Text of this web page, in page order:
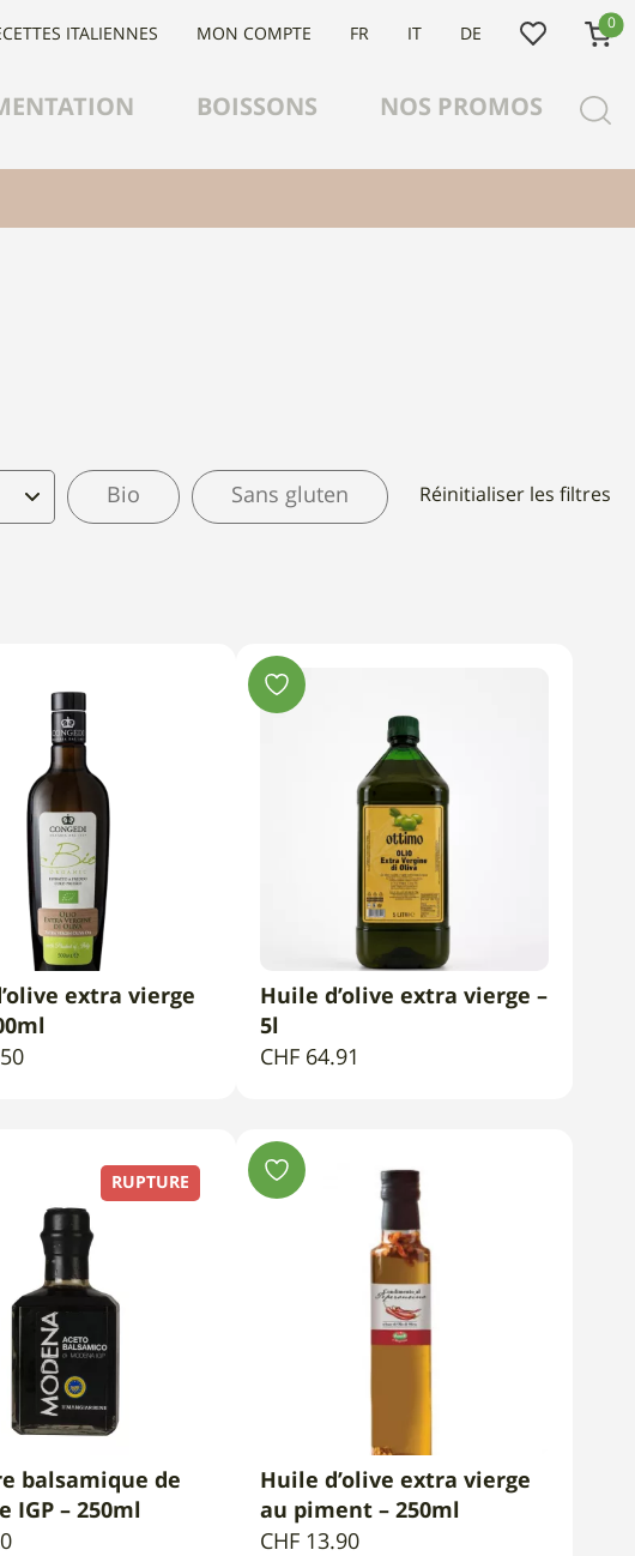
BOISSONS NOS PROMOS
ITALIENNES MON COMPTE FR DE
0
Bio Sans gluten Réinitialiser les filtres
AU PANIER
extra vierge
AJOUTER AU PANIER
Huile d’olive extra vierge –
5l
CHF 64.91
RUPTURE
AU PANIER
balsamique de
IGP – 250ml
AJOUTER AU PANIER
Huile d’olive extra vierge
au piment – 250ml
CHF 13.90